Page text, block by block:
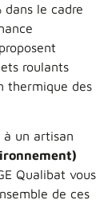
dans le cadre
roulants
thermique des
à un artisan
Qualibat vous
de ces